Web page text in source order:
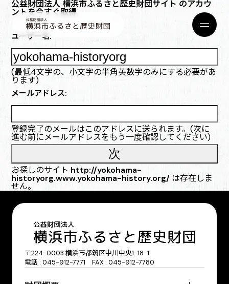
公益財団法人 横浜市ふるさと歴史財団サイト のアカウ
ントを今すぐ取得
ユーザー名:
(最低4文字の、小文字の半角英数字のみにする必要があ
ります)
メールアドレス:
登録完了のメールはこのアドレスに送られます。(次に
進む前にメールアドレスをもう一度確認してください)
お探しのサイト http://yokohama-
historyorg.www.yokohama-history.org/ は存在しま
せん。
〒224-0003 横浜市都筑区中川中央1-18-1
電話 : 045-912-7771 FAX : 045-912-7780